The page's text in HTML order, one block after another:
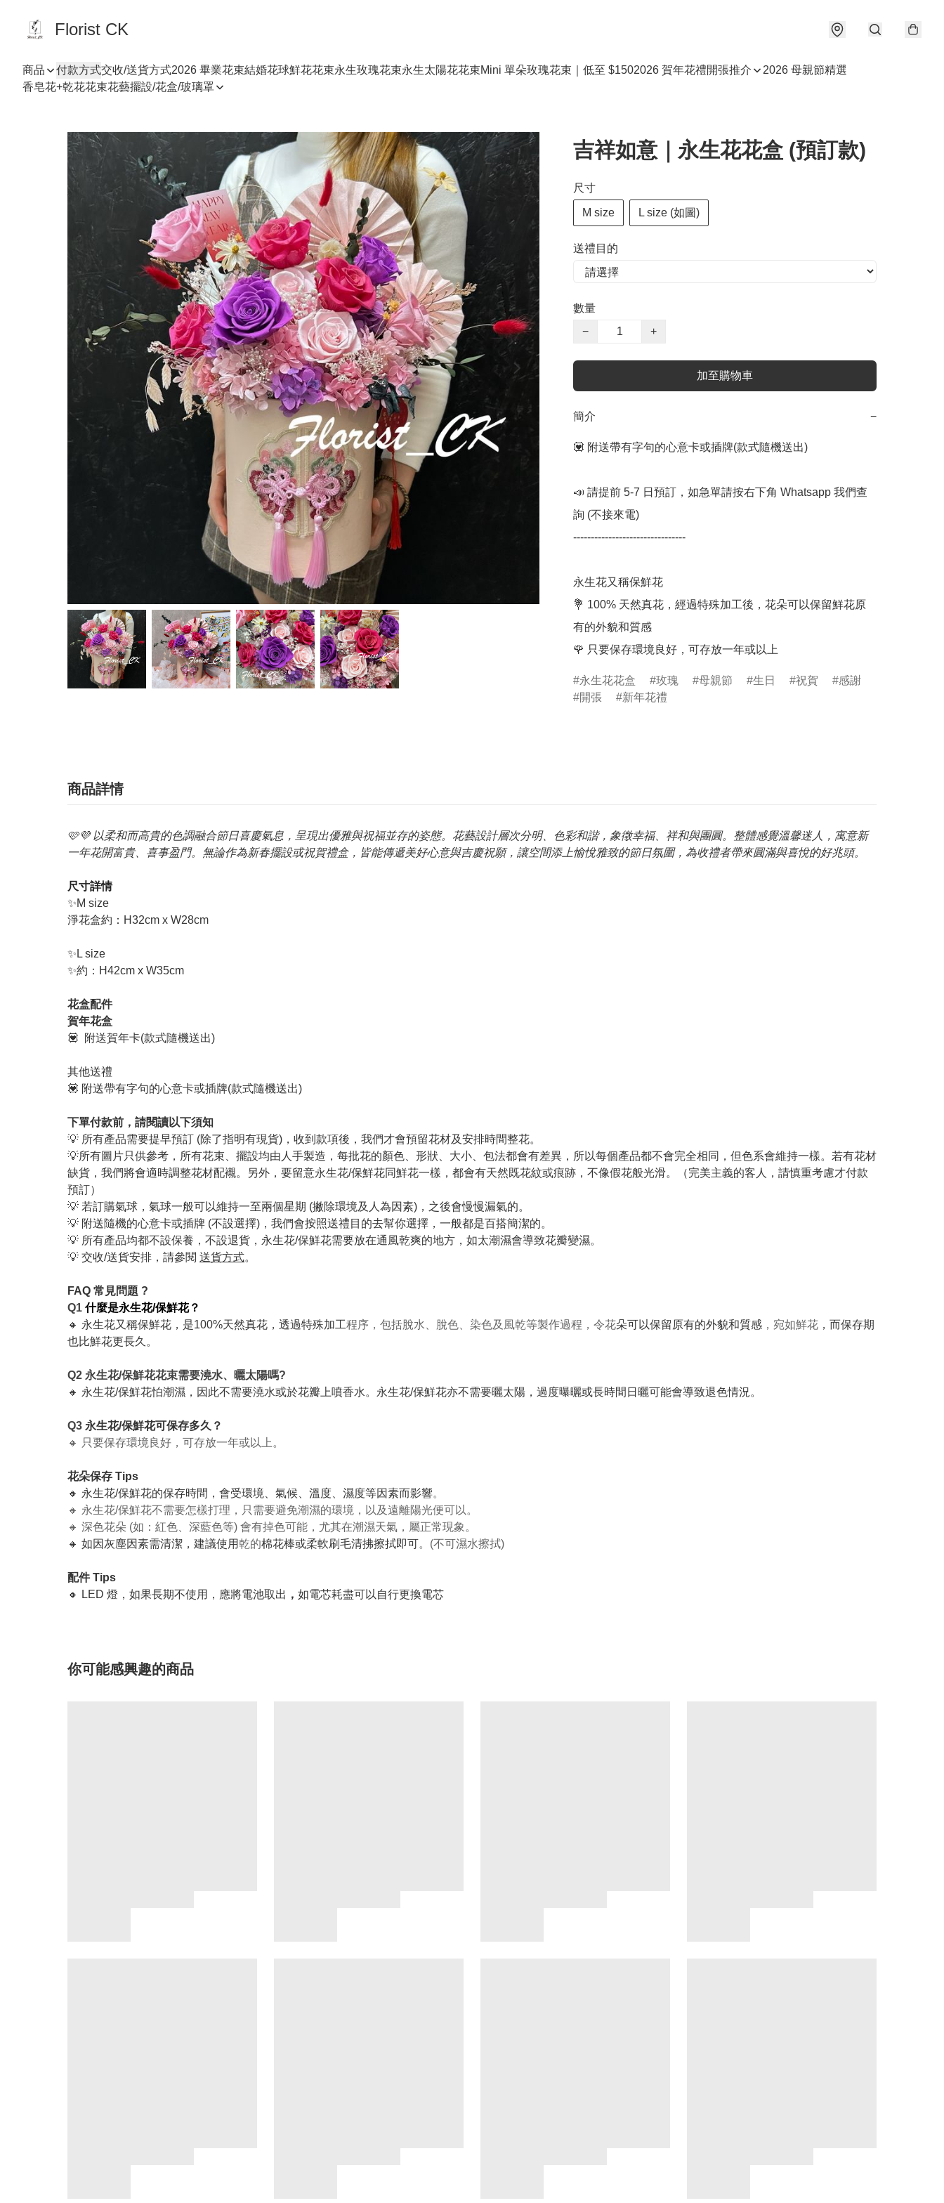
Florist CK
商品 付款方式交收/送貨方式2026 畢業花束結婚花球鮮花花束永生玫瑰花束永生太陽花花束Mini 單朵玫瑰花束｜低至 $1502026 賀年花禮開張推介
2026 母親節精選
香皂花+乾花花束花藝擺設/花盒/玻璃罩
吉祥如意｜永生花花盒 (預訂款)
尺寸
M size L size (如圖)
送禮目的
數量
−
+
加至購物車
簡介 −
💟 附送帶有字句的心意卡或插牌(款式隨機送出)
📣 請提前 5-7 日預訂，如急單請按右下角 Whatsapp 我們查
詢 (不接來電)
--------------------------------
永生花又稱保鮮花
💐 100% 天然真花，經過特殊加工後，花朵可以保留鮮花原
有的外貌和質感
🌹 只要保存環境良好，可存放一年或以上
永生花花盒 玫瑰 母親節 生日 祝賀
感謝
開張
新年花禮
商品詳情
🩷💜 以柔和而高貴的色調融合節日喜慶氣息，呈現出優雅與祝福並存的姿態。花藝設計層次分明、色彩和諧，象徵幸福、祥和與團圓。整體感覺溫馨迷人，寓意新
一年花開富貴、喜事盈門。無論作為新春擺設或祝賀禮盒，皆能傳遞美好心意與吉慶祝願，讓空間添上愉悅雅致的節日氛圍，為收禮者帶來圓滿與喜悅的好兆頭。
尺寸詳情
✨M size
淨花盒約 ：H32cm x W28cm
✨L size
✨約：H42cm x W35cm
花盒配件
賀年花盒
💟 附送賀年卡(款式隨機送出)
其他送禮
💟 附送帶有字句的心意卡或插牌(款式隨機送出)
下單付款前，請閱讀以下須知
💡 所有產品需要提早預訂 (除了指明有現貨)，收到款項後，我們才會預留花材及安排時間整花。
💡所有圖片只供參考，所有花束、擺設均由人手製造，每批花的顏色、形狀、大小、包法都會有差異，所以每個產品都不會完全相同，但色系會維持一樣。若有花材
缺貨，我們將會適時調整花材配襯。另外，要留意永生花/保鮮花同鮮花一樣，都會有天然既花紋或痕跡，不像假花般光滑。（完美主義的客人，請慎重考慮才付款
預訂）
💡 若訂購氣球，氣球一般可以維持一至兩個星期 (撇除環境及人為因素)，之後會慢慢漏氣的。
💡 附送隨機的心意卡或插牌 (不設選擇)，我們會按照送禮目的去幫你選擇，一般都是百搭簡潔的。
💡 所有產品均都不設保養，不設退貨，永生花/保鮮花需要放在通風乾爽的地方，如太潮濕會導致花瓣變濕。
💡 交收/送貨安排，請參閱 送貨方式。
FAQ 常見問題 ?
Q1 什麼是永生花/保鮮花？
🔸 永生花又稱保鮮花，是100%天然真花，透過特殊加工程序，包括脫水、脫色、染色及風乾等製作過程，令花朵可以保留原有的外貌和質感 ，宛如鮮花 ，而保存期
也比鮮花更長久。
Q2 永生花/保鮮花花束需要澆水、曬太陽嗎?
🔸 永生花/保鮮花怕潮濕，因此不需要澆水或於花瓣上噴香水。永生花/保鮮花亦不需要曬太陽，過度曝曬或長時間日曬可能會導致退色情況。
Q3 永生花/保鮮花可保存多久？
🔸 只要保存環境良好，可存放一年或以上。
花朵保存 Tips
🔸 永生花/保鮮花的保存時間，會受環境、氣候、溫度、濕度等因素而影響。
🔸 永生花/保鮮花不需要怎樣打理，只需要避免潮濕的環境，以及遠離陽光便可以。
🔸 深色花朵 (如：紅色、深藍色等) 會有掉色可能，尤其在潮濕天氣，屬正常現象。
🔸 如因灰塵因素需清潔，建議使用乾的棉花棒或柔軟刷毛清拂擦拭即可。(不可濕水擦拭)
配件 Tips
🔸 LED 燈，如果長期不使用，應將電池取出 ， 如電芯耗盡可以自行更換電芯
你可能感興趣的商品